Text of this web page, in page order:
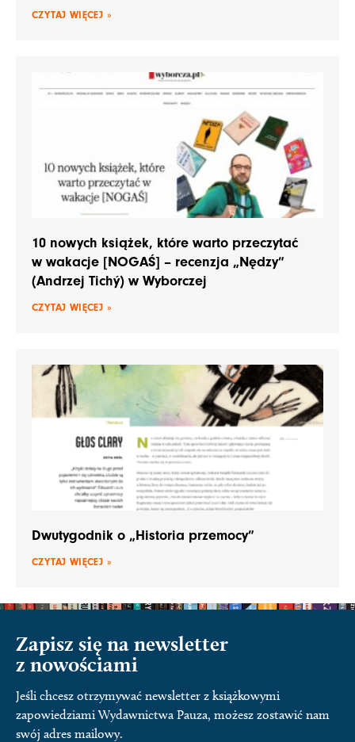
CZYTAJ WIĘCEJ »
10 nowych książek, które warto przeczytać
w wakacje [NOGAŚ] – recenzja „Nędzy”
(Andrzej Tichý) w Wyborczej
CZYTAJ WIĘCEJ »
Dwutygodnik o „Historia przemocy”
CZYTAJ WIĘCEJ »
Zapisz się na newsletter
z nowościami
Jeśli chcesz otrzymywać newsletter z książkowymi
zapowiedziami Wydawnictwa Pauza, możesz zostawić nam
swój adres mailowy.